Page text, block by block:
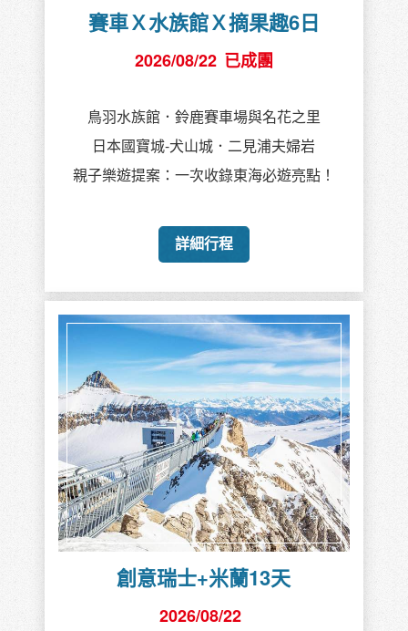
賽車Ｘ水族館Ｘ摘果趣6日
2026/08/22 已成團
鳥羽水族館．鈴鹿賽車場與名花之里
日本國寶城-犬山城．二見浦夫婦岩
親子樂遊提案：一次收錄東海必遊亮點！
詳細行程
創意瑞士+米蘭13天
2026/08/22